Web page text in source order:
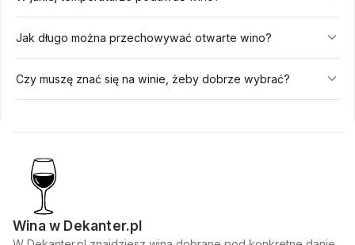
Jak długo można przechowywać otwarte wino?
Czy muszę znać się na winie, żeby dobrze wybrać?
Wina w Dekanter.pl